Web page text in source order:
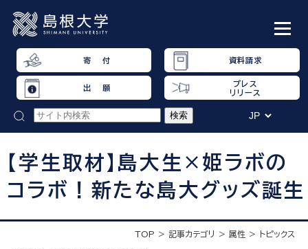
寄 付 資料請求
出 願
プレス
リリース
【学生取材】島大生×姫ラボの
コラボ！新たな島大グッズ誕生
TOP 記事カテゴリ 属性 トピックス